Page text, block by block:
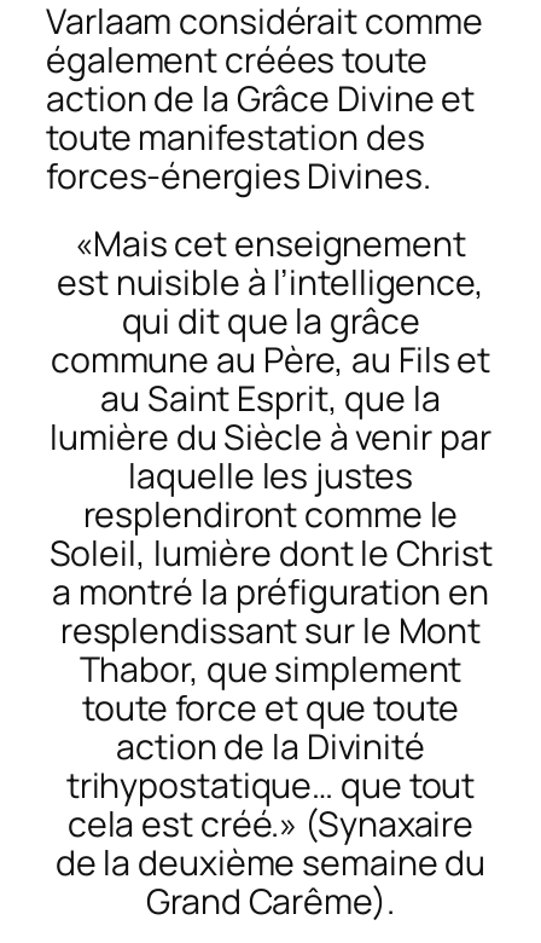
Varlaam considérait comme
également créées toute
action de la Grâce Divine et
toute manifestation des
forces-énergies Divines.
«Mais cet enseignement
est nuisible à l’intelligence,
qui dit que la grâce
commune au Père, au Fils et
au Saint Esprit, que la
lumière du Siècle à venir par
laquelle les justes
resplendiront comme le
Soleil, lumière dont le Christ
a montré la préfiguration en
resplendissant sur le Mont
Thabor, que simplement
toute force et que toute
action de la Divinité
trihypostatique… que tout
cela est créé.» (Synaxaire
de la deuxième semaine du
Grand Carême).